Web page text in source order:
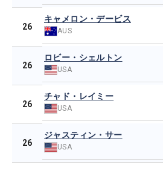
26
キャメロン・デービス
AUS
26
ロビー・シェルトン
USA
26
チャド・レイミー
USA
26
ジャスティン・サー
USA